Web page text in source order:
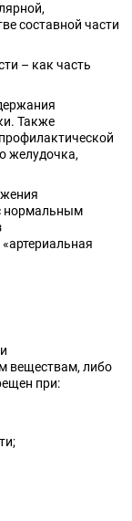
составной части
– как часть
Также
желудочка,
нормальным
веществам, либо
при: